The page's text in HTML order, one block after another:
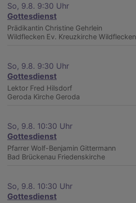
So, 9.8. 9:30 Uhr
Gottesdienst
Prädikantin Christine Gehrlein
Wildflecken Ev. Kreuzkirche Wildflecken
So, 9.8. 9:30 Uhr
Gottesdienst
Lektor Fred Hilsdorf
Geroda Kirche Geroda
So, 9.8. 10:30 Uhr
Gottesdienst
Pfarrer Wolf-Benjamin Gittermann
Bad Brückenau Friedenskirche
So, 9.8. 10:30 Uhr
Gottesdienst